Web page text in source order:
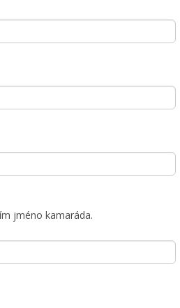
jméno kamaráda.